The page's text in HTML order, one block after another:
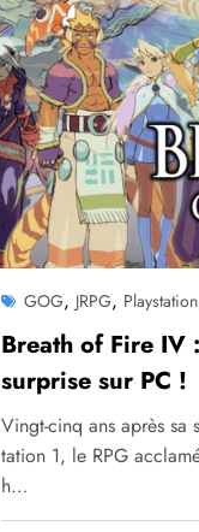
GOG, JRPG, Playstation
Breath of Fire IV
surprise sur PC !
Vingt-cinq ans après sa
tation 1, le RPG
h…